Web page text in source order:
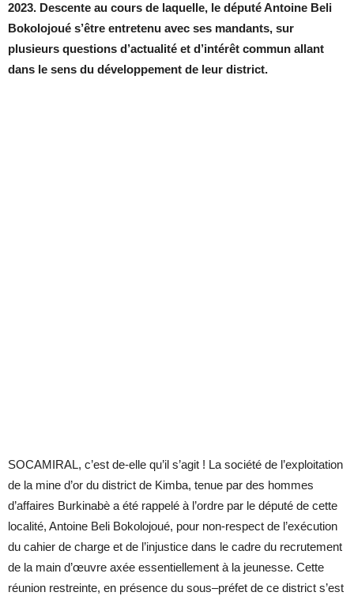
2023. Descente au cours de laquelle, le député Antoine Beli
Bokolojoué s’être entretenu avec ses mandants, sur
plusieurs questions d’actualité et d’intérêt commun allant
dans le sens du développement de leur district.
SOCAMIRAL, c’est de-elle qu’il s’agit ! La société de l’exploitation
de la mine d’or du district de Kimba, tenue par des hommes
d’affaires Burkinabè a été rappelé à l’ordre par le député de cette
localité, Antoine Beli Bokolojoué, pour non-respect de l’exécution
du cahier de charge et de l’injustice dans le cadre du recrutement
de la main d’œuvre axée essentiellement à la jeunesse. Cette
réunion restreinte, en présence du sous–préfet de ce district s’est